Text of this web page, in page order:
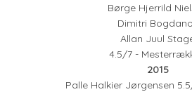
Børge Hjerrild
Dimitri
Allan Juul
4.5/7 -
2015
Palle Halkier Jørgensen